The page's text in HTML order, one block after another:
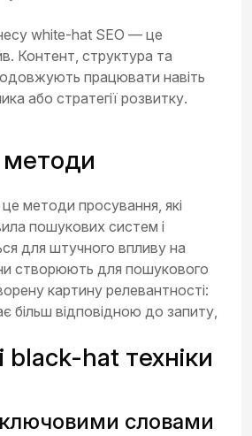
white-hat SEO — це
Контент, структура та
працювати навіть
або стратегії розвитку.
методи просування, які
пошукових систем і
для штучного впливу на
створюють для пошукового
картину релевантності:
більш відповідною до запиту,
hat техніки
словами